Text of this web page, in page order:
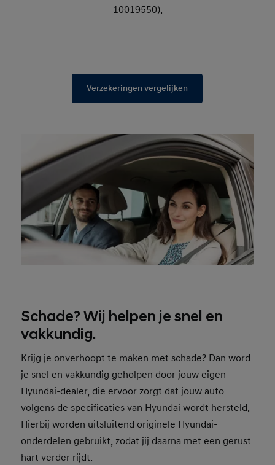
10019550).
Verzekeringen vergelijken
Schade? Wij helpen je snel en
vakkundig.
Krijg je onverhoopt te maken met schade? Dan word
je snel en vakkundig geholpen door jouw eigen
Hyundai-dealer, die ervoor zorgt dat jouw auto
volgens de specificaties van Hyundai wordt hersteld.
Hierbij worden uitsluitend originele Hyundai-
onderdelen gebruikt, zodat jij daarna met een gerust
hart verder rijdt.